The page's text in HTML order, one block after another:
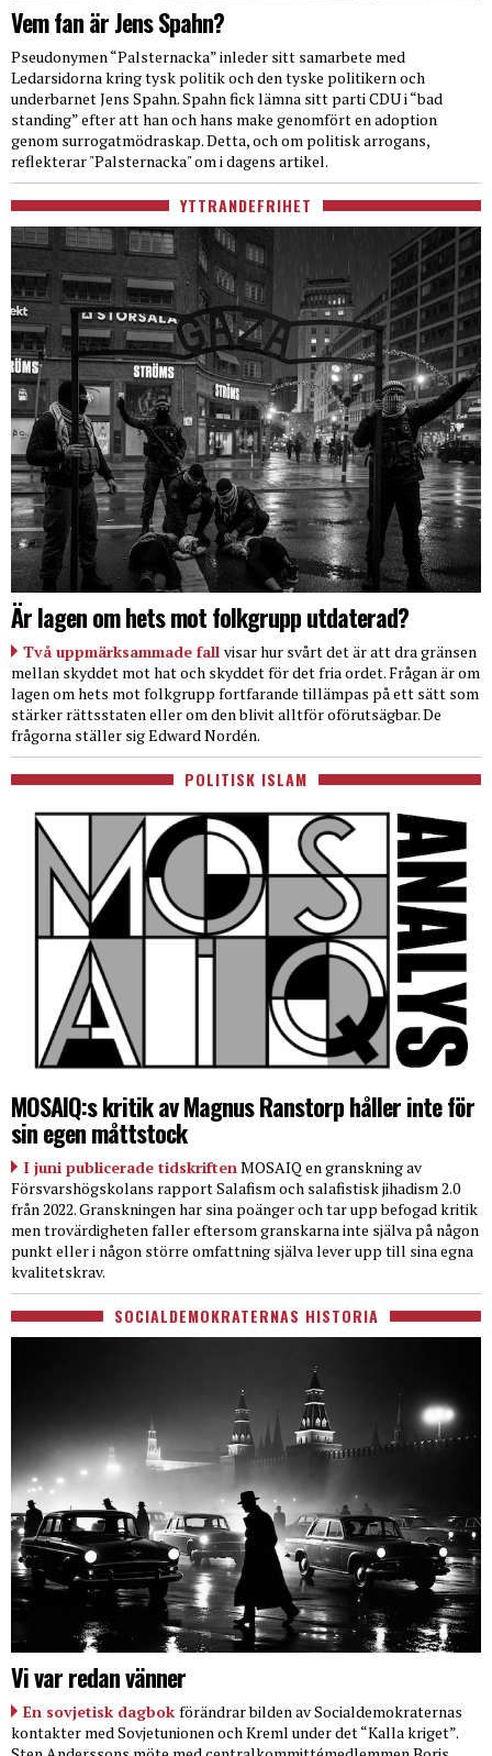
Vem fan är Jens Spahn?
Pseudonymen “Palsternacka” inleder sitt samarbete med
Ledarsidorna kring tysk politik och den tyske politikern och
underbarnet Jens Spahn. Spahn fick lämna sitt parti CDU i “bad
standing” efter att han och hans make genomfört en adoption
genom surrogatmödraskap. Detta, och om politisk arrogans,
reflekterar "Palsternacka" om i dagens artikel.
YTTRANDEFRIHET
Är lagen om hets mot folkgrupp utdaterad?
Två uppmärksammade fall visar hur svårt det är att dra gränsen
mellan skyddet mot hat och skyddet för det fria ordet. Frågan är om
lagen om hets mot folkgrupp fortfarande tillämpas på ett sätt som
stärker rättsstaten eller om den blivit alltför oförutsägbar. De
frågorna ställer sig Edward Nordén.
POLITISK ISLAM
MOSAIQ:s kritik av Magnus Ranstorp håller inte för
sin egen måttstock
I juni publicerade tidskriftenMOSAIQ en granskning av
Försvarshögskolans rapport Salafism och salafistisk jihadism 2.0
från 2022. Granskningen har sina poänger och tar upp befogad kritik
men trovärdigheten faller eftersom granskarna inte själva på någon
punkt eller i någon större omfattning själva lever upp till sina egna
kvalitetskrav.
SOCIALDEMOKRATERNAS HISTORIA
Vi var redan vänner
En sovjetisk dagbok förändrar bilden av Socialdemokraternas
kontakter med Sovjetunionen och Kreml under det “Kalla kriget”.